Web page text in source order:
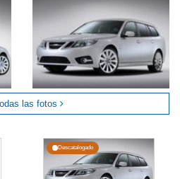
las fotos
Descatalogado